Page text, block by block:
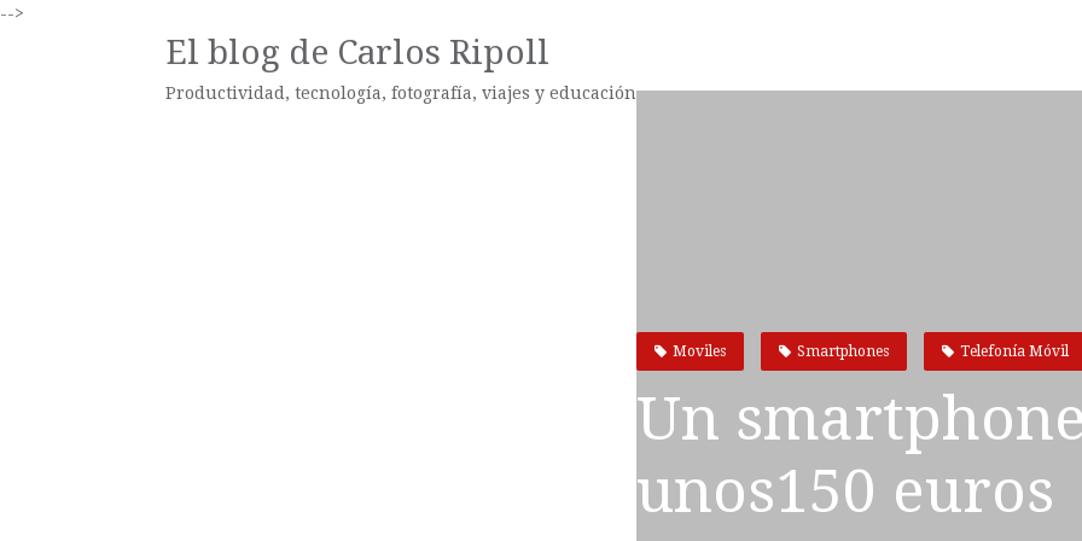
-->
El blog de Carlos Ripoll
Productividad, tecnología, fotografía, viajes y educación
Moviles Smartphones Telefonía Móvil
Un
unos150 euros